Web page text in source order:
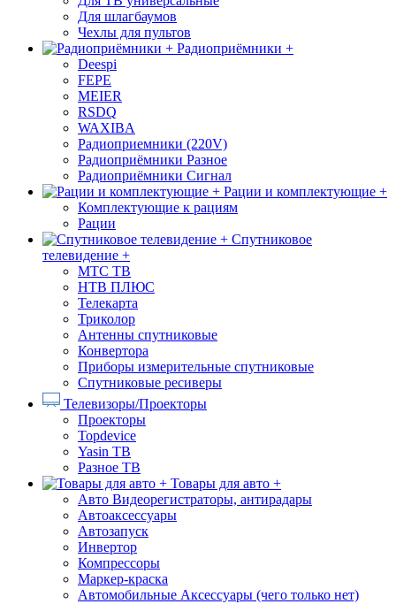
Для шлагбаумов
Чехлы для пультов
Радиоприёмники +
Deespi
FEPE
MEIER
RSDQ
WAXIBA
Радиоприемники (220V)
Радиоприёмники Разное
Радиоприёмники Сигнал
Рации и комплектующие +
Комплектующие к рациям
Рации
Спутниковое
телевидение +
МТС ТВ
НТВ ПЛЮС
Телекарта
Триколор
Антенны спутниковые
Конвертора
Приборы измерительные спутниковые
Спутниковые ресиверы
Телевизоры/Проекторы
Проекторы
Topdevice
Yasin ТВ
Разное ТВ
Товары для авто +
Авто Видеорегистраторы, антирадары
Автоаксессуары
Автозапуск
Инвертор
Компрессоры
Маркер-краска
Автомобильные Аксессуары (чего только нет)